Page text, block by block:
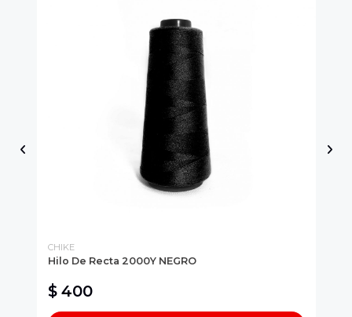
CHIKE
Hilo De Recta 2000Y NEGRO
$ 400